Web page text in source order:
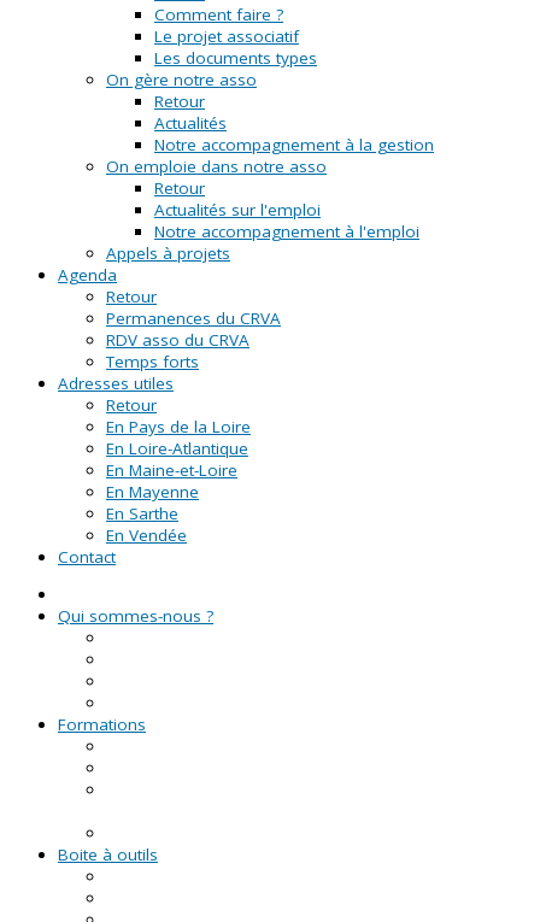
Comment faire ?
Le projet associatif
Les documents types
On gère notre asso
Retour
Actualités
Notre accompagnement à la gestion
On emploie dans notre asso
Retour
Actualités sur l'emploi
Notre accompagnement à l'emploi
Appels à projets
Agenda
Retour
Permanences du CRVA
RDV asso du CRVA
Temps forts
Adresses utiles
Retour
En Pays de la Loire
En Loire-Atlantique
En Maine-et-Loire
En Mayenne
En Sarthe
En Vendée
Contact
Qui sommes-nous ?
Formations
Boite à outils